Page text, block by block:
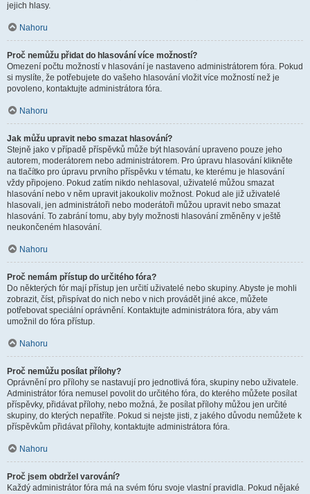
jejich hlasy.
Nahoru
Proč nemůžu přidat do hlasování více možností?
Omezení počtu možností v hlasování je nastaveno administrátorem fóra. Pokud
si myslíte, že potřebujete do vašeho hlasování vložit více možností než je
povoleno, kontaktujte administrátora fóra.
Nahoru
Jak můžu upravit nebo smazat hlasování?
Stejně jako v případě příspěvků může být hlasování upraveno pouze jeho
autorem, moderátorem nebo administrátorem. Pro úpravu hlasování klikněte
na tlačítko pro úpravu prvního příspěvku v tématu, ke kterému je hlasování
vždy připojeno. Pokud zatím nikdo nehlasoval, uživatelé můžou smazat
hlasování nebo v něm upravit jakoukoliv možnost. Pokud ale již uživatelé
hlasovali, jen administrátoři nebo moderátoři můžou upravit nebo smazat
hlasování. To zabrání tomu, aby byly možnosti hlasování změněny v ještě
neukončeném hlasování.
Nahoru
Proč nemám přístup do určitého fóra?
Do některých fór mají přístup jen určití uživatelé nebo skupiny. Abyste je mohli
zobrazit, číst, přispívat do nich nebo v nich provádět jiné akce, můžete
potřebovat speciální oprávnění. Kontaktujte administrátora fóra, aby vám
umožnil do fóra přístup.
Nahoru
Proč nemůžu posílat přílohy?
Oprávnění pro přílohy se nastavují pro jednotlivá fóra, skupiny nebo uživatele.
Administrátor fóra nemusel povolit do určitého fóra, do kterého můžete posílat
příspěvky, přidávat přílohy, nebo možná, že posílat přílohy můžou jen určité
skupiny, do kterých nepatříte. Pokud si nejste jisti, z jakého důvodu nemůžete k
příspěvkům přidávat přílohy, kontaktujte administrátora fóra.
Nahoru
Proč jsem obdržel varování?
Každý administrátor fóra má na svém fóru svoje vlastní pravidla. Pokud nějaké